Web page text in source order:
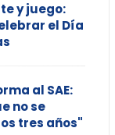
y juego:
el Día
al SAE:
no se
tres años"